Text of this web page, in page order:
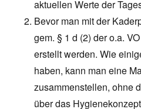
aktuellen Werte der
Bevor man mit der
gem. § 1 d (2) der o.a.
erstellt werden. Wie
haben, kann man eine
zusammenstellen, ohne
über das